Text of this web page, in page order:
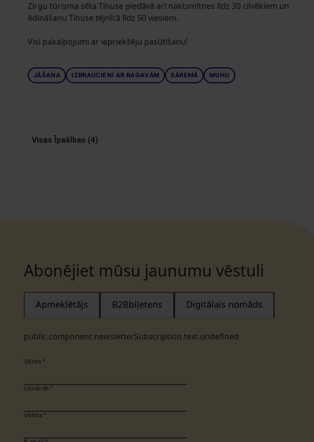
Zirgu tūrisma sēta Tihuse piedāvā arī naktsmītnes līdz 30 cilvēkiem un
ēdināšanu Tihuse tējnīcā līdz 50 viesiem.
Visi pakalpojumi ar iepriekšēju pasūtīšanu!
JĀŠANA IZBRAUCIENI AR RAGAVĀM SĀREMĀ MUHU
Visas Īpašības (4)
Abonējiet mūsu jaunumu vēstuli
public.component.newsletterSubscription.text.undefined
Apmeklētājs B2Bbiļetens Digitālais nomāds
Vārds *
Uzvārds *
Valsts *